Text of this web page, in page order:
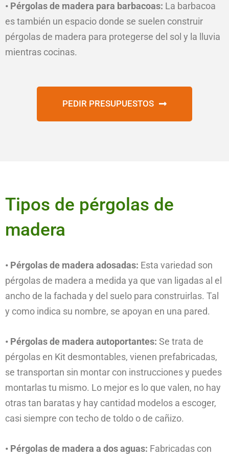
• Pérgolas de madera para barbacoas: La barbacoa
es también un espacio donde se suelen construir
pérgolas de madera para protegerse del sol y la lluvia
mientras cocinas.
PEDIR PRESUPUESTOS
Tipos de pérgolas de
madera
• Pérgolas de madera adosadas: Esta variedad son
pérgolas de madera a medida ya que van ligadas al el
ancho de la fachada y del suelo para construirlas. Tal
y como indica su nombre, se apoyan en una pared.
• Pérgolas de madera autoportantes: Se trata de
pérgolas en Kit desmontables, vienen prefabricadas,
se transportan sin montar con instrucciones y puedes
montarlas tu mismo. Lo mejor es lo que valen, no hay
otras tan baratas y hay cantidad modelos a escoger,
casi siempre con techo de toldo o de cañizo.
• Pérgolas de madera a dos aguas: Fabricadas con